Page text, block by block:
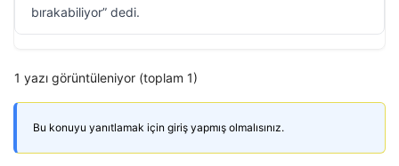
bırakabiliyor” dedi.
1 yazı görüntüleniyor (toplam 1)
Bu konuyu yanıtlamak için giriş yapmış olmalısınız.